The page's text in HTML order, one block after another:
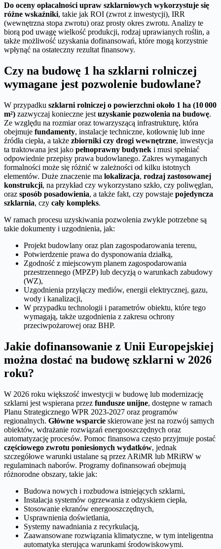
Do oceny opłacalności upraw szklarniowych wykorzystuje się
różne wskaźniki, takie jak ROI (zwrot z inwestycji), IRR
(wewnętrzna stopa zwrotu) oraz prosty okres zwrotu. Analizy te
biorą pod uwagę wielkość produkcji, rodzaj uprawianych roślin, a
także możliwość uzyskania dofinansowań, które mogą korzystnie
wpłynąć na ostateczny rezultat finansowy.
Czy na budowę 1 ha szklarni rolniczej
wymagane jest pozwolenie budowlane?
W przypadku szklarni rolniczej o powierzchni około 1 ha (10 000
m²) zazwyczaj konieczne jest uzyskanie pozwolenia na budowę.
Ze względu na rozmiar oraz towarzyszącą infrastrukturę, która
obejmuje fundamenty, instalacje techniczne, kotłownię lub inne
źródła ciepła, a także zbiorniki czy drogi wewnętrzne, inwestycja
ta traktowana jest jako pełnoprawny budynek i musi spełniać
odpowiednie przepisy prawa budowlanego. Zakres wymaganych
formalności może się różnić w zależności od kilku istotnych
elementów. Duże znaczenie ma lokalizacja, rodzaj zastosowanej
konstrukcji, na przykład czy wykorzystano szkło, czy poliwęglan,
oraz sposób posadowienia, a także fakt, czy powstaje pojedyncza
szklarnia, czy cały kompleks.
W ramach procesu uzyskiwania pozwolenia zwykle potrzebne są
takie dokumenty i uzgodnienia, jak:
Projekt budowlany oraz plan zagospodarowania terenu,
Potwierdzenie prawa do dysponowania działką,
Zgodność z miejscowym planem zagospodarowania
przestrzennego (MPZP) lub decyzją o warunkach zabudowy
(WZ),
Uzgodnienia przyłączy mediów, energii elektrycznej, gazu,
wody i kanalizacji,
W przypadku technologii i parametrów obiektu, które tego
wymagają, także uzgodnienia z zakresu ochrony
przeciwpożarowej oraz BHP.
Jakie dofinansowanie z Unii Europejskiej
można dostać na budowę szklarni w 2026
roku?
W 2026 roku większość inwestycji w budowę lub modernizację
szklarni jest wspierana przez fundusze unijne, dostępne w ramach
Planu Strategicznego WPR 2023-2027 oraz programów
regionalnych. Główne wsparcie skierowane jest na rozwój samych
obiektów, wdrażanie rozwiązań energooszczędnych oraz
automatyzację procesów. Pomoc finansowa często przyjmuje postać
częściowego zwrotu poniesionych wydatków, jednak
szczegółowe warunki ustalane są przez ARiMR lub MRiRW w
regulaminach naborów. Programy dofinansowań obejmują
różnorodne obszary, takie jak:
Budowa nowych i rozbudowa istniejących szklarni,
Instalacja systemów ogrzewania z odzyskiem ciepła,
Stosowanie ekranów energooszczędnych,
Usprawnienia doświetlania,
Systemy nawadniania z recyrkulacją,
Zaawansowane rozwiązania klimatyczne, w tym inteligentna
automatyka sterująca warunkami środowiskowymi.